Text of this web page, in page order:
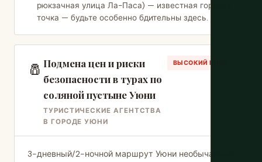
рюкзачная улица Ла-Паса) — известная горячая
точка — будьте особенно бдительны здесь.
🧂 Подмена цен и риски
безопасности в турах по
соляной пустыне Уюни
ТУРИСТИЧЕСКИЕ АГЕНТСТВА
В ГОРОДЕ УЮНИ
ВЫСОКИЙ РИСК
3-дневный/2-ночной маршрут Уюни необычайный